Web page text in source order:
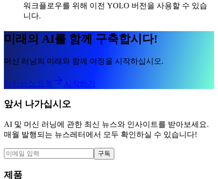
워크플로우를 위해 이전 YOLO 버전을 사용할 수 있습
니다.
미래의 AI를 함께 구축합시다!
머신 러닝의 미래와 함께 여정을 시작하십시오.
라이선스 요청 시작하기
앞서 나가십시오
AI 및 머신 러닝에 관한 최신 뉴스와 인사이트를 받아보세요.
매월 발행되는 뉴스레터에서 모두 확인하실 수 있습니다!
구독
제품